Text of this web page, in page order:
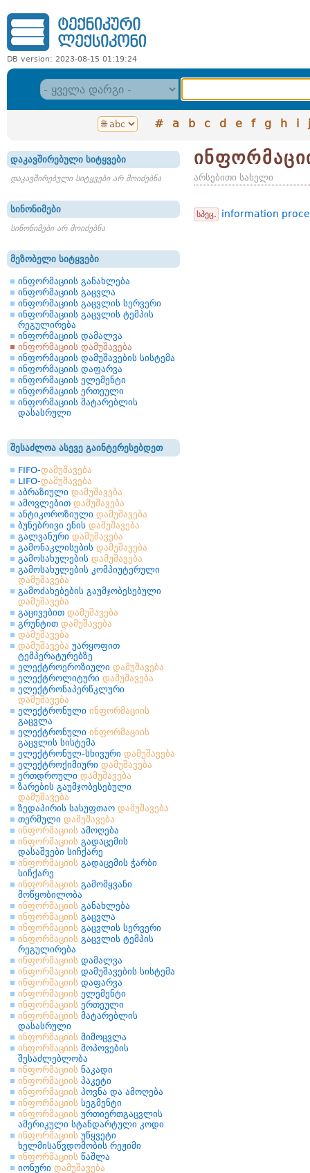
DB version: 2023-08-15 01:19:24
# a b c d e f g h i j
დაკავშირებული სიტყვები
დაკავშირებული სიტყვები არ მოიძებნა
სინონიმები
სინონიმები არ მოიძებნა
მეზობელი სიტყვები
ინფორმაციის განახლება
ინფორმაციის გაცვლა
ინფორმაციის გაცვლის სერვერი
ინფორმაციის გაცვლის ტემპის
რეგულირება
ინფორმაციის დამალვა
ინფორმაციის დამუშავება
ინფორმაციის დამუშავების სისტემა
ინფორმაციის დაფარვა
ინფორმაციის ელემენტი
ინფორმაციის ერთეული
ინფორმაციის მატარებლის
დასასრული
შესაძლოა ასევე გაინტერესებდეთ
FIFO-დამუშავება
LIFO-დამუშავება
აბრაზიული დამუშავება
ამოვლებით დამუშავება
ანტიკოროზიული დამუშავება
ბუნებრივი ენის დამუშავება
გალვანური დამუშავება
გამონაკლისების დამუშავება
გამოსახულების დამუშავება
გამოსახულების კომპიუტერული
დამუშავება
გამოძახებების გაუმჯობესებული
დამუშავება
გაცივებით დამუშავება
გრუნტით დამუშავება
დამუშავება
დამუშავება უარყოფით
ტემპერატურებზე
ელექტროეროზიული დამუშავება
ელექტროლიტური დამუშავება
ელექტრონაპერწკლური
დამუშავება
ელექტრონული ინფორმაციის
გაცვლა
ელექტრონული ინფორმაციის
გაცვლის სისტემა
ელექტრონულ-სხივური დამუშავება
ელექტროქიმიური დამუშავება
ერთდროული დამუშავება
ზარების გაუმჯობესებული
დამუშავება
ზედაპირის სასუფთაო დამუშავება
თერმული დამუშავება
ინფორმაციის ამოღება
ინფორმაციის გადაცემის
დასაშვები სიჩქარე
ინფორმაციის გადაცემის ჭარბი
სიჩქარე
ინფორმაციის გამომყვანი
მოწყობილობა
ინფორმაციის განახლება
ინფორმაციის გაცვლა
ინფორმაციის გაცვლის სერვერი
ინფორმაციის გაცვლის ტემპის
რეგულირება
ინფორმაციის დამალვა
ინფორმაციის დამუშავების სისტემა
ინფორმაციის დაფარვა
ინფორმაციის ელემენტი
ინფორმაციის ერთეული
ინფორმაციის მატარებლის
დასასრული
ინფორმაციის მიმოცვლა
ინფორმაციის მოპოვების
შესაძლებლობა
ინფორმაციის ნაკადი
ინფორმაციის პაკეტი
ინფორმაციის პოვნა და ამოღება
ინფორმაციის სეგმენტი
ინფორმაციის ურთიერთგაცვლის
ამერიკული სტანდარტული კოდი
ინფორმაციის უწყვეტი
ხელმისაწვდომობის რეჟიმი
ინფორმაციის წაშლა
იონური დამუშავება
არსებითი სახელი
სპეც. information